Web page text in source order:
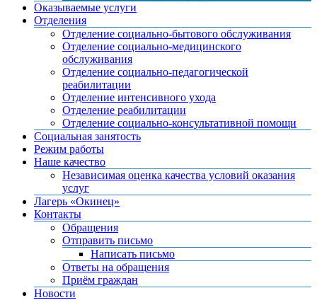
Оказываемые услуги
Отделения
Отделение социально-бытового обслуживания
Отделение социально-медицинского
обслуживания
Отделение социально-педагогической
реабилитации
Отделение интенсивного ухода
Отделение реабилитации
Отделение социально-консультативной помощи
Социальная занятость
Режим работы
Наше качество
Независимая оценка качества условий оказания
услуг
Лагерь «Окинец»
Контакты
Обращения
Отправить письмо
Написать письмо
Ответы на обращения
Приём граждан
Новости